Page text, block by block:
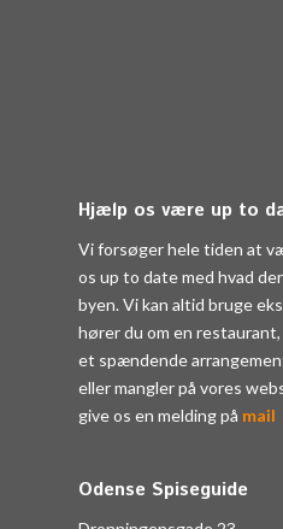
Hjælp os være up to
Vi forsøger hele tiden at
os up to date med hvad
byen. Vi kan altid bruge
hører du om en
et spændende
eller mangler på vores
give os en melding på mail
Odense Spiseguide